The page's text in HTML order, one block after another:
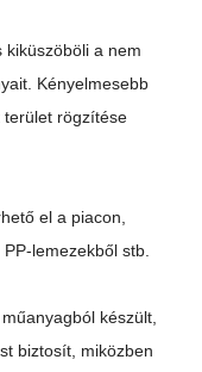
kiküszöböli a nem
Kényelmesebb
terület rögzítése
el a piacon,
lemezekből stb.
készült,
biztosít, miközben